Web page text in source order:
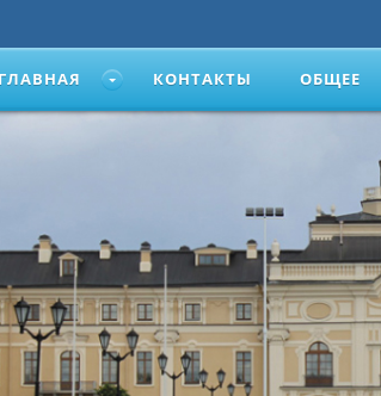
ГЛАВНАЯ КОНТАКТЫ ОБЩЕЕ